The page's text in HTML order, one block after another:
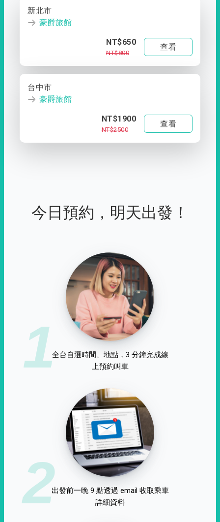
新北市
豪爵旅館
NT$650
NT$800
查看
台中市
豪爵旅館
NT$1900
NT$2500
查看
今日預約，明天出發！
1全台自選時間、地點，3 分鐘完成線
上預約叫車
2出發前一晚 9 點透過 email 收取乘車
詳細資料